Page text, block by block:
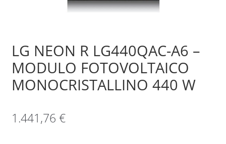
LG NEON R LG440QAC-A6 –
MODULO FOTOVOLTAICO
MONOCRISTALLINO 440 W
1.441,76 €